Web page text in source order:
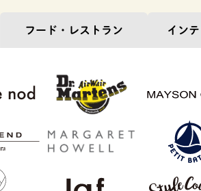
フード・ レストラン インテ